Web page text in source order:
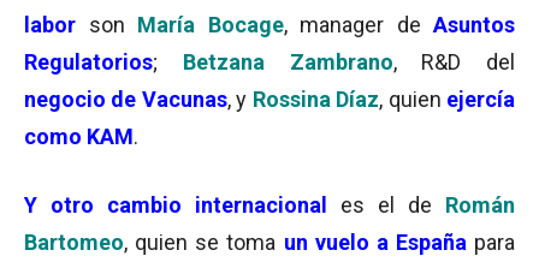
labor son María Bocage, manager de Asuntos
Regulatorios; Betzana Zambrano, R&D del
negocio de Vacunas, y Rossina Díaz, quien ejercía
como KAM.
Y otro cambio internacional es el de Román
Bartomeo, quien se toma un vuelo a España para